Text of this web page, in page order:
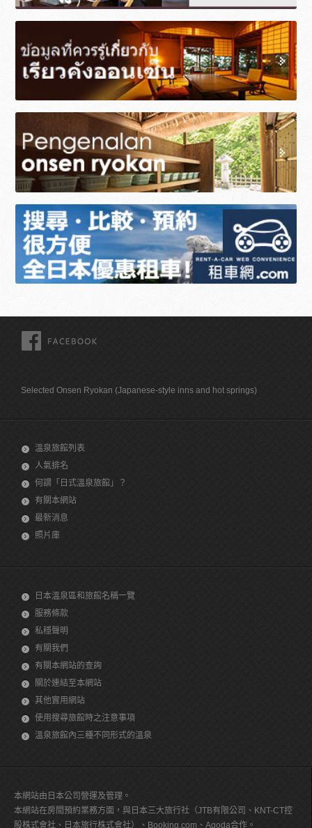
Selected Onsen Ryokan (Japanese-style inns and hot springs)
溫泉旅館列表
人氣排名
何謂「日式溫泉旅館」？
有關本網站
最新消息
照片庫
日本溫泉區和旅館名稱一覽
服務條款
私穩聲明
有關我們
有關本網站的查詢
關於連結至本網站
其他實用網站
使用搜尋旅館時之注意事項
溫泉旅館內三種不同形式的溫泉
本網站由日本公司營運及管理。
本網站在房間預約業務方面，與日本三大旅行社（JTB有限公司、KNT-CT控
股株式會社、日本旅行株式會社）、Booking.com、Agoda合作。